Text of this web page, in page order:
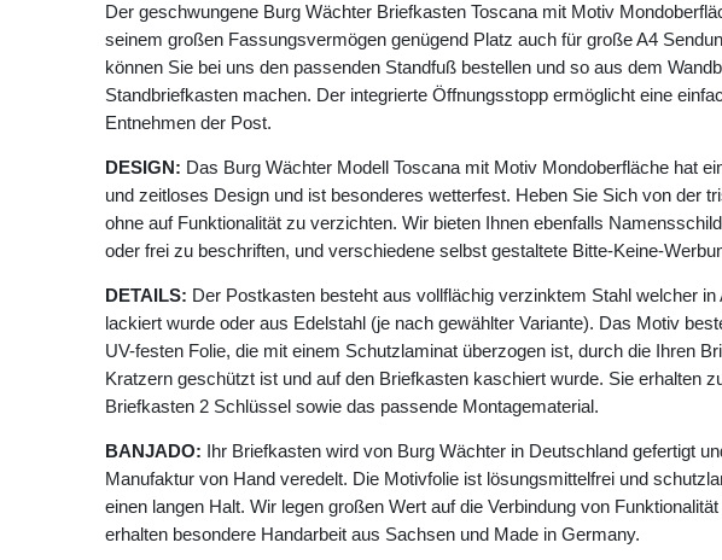
Der geschwungene Burg Wächter Briefkasten Toscana mit Motiv
seinem großen Fassungsvermögen genügend Platz auch für große A4
können Sie bei uns den passenden Standfuß bestellen und so aus dem
Standbriefkasten machen. Der integrierte Öffnungsstopp ermöglicht eine
Entnehmen der Post.
DESIGN: Das Burg Wächter Modell Toscana mit Motiv Mondoberfläche hat
und zeitloses Design und ist besonderes wetterfest. Heben Sie Sich von der
ohne auf Funktionalität zu verzichten. Wir bieten Ihnen ebenfalls
oder frei zu beschriften, und verschiedene selbst gestaltete Bitte-Keine-
DETAILS: Der Postkasten besteht aus vollflächig verzinktem Stahl welcher in
lackiert wurde oder aus Edelstahl (je nach gewählter Variante). Das Motiv
UV-festen Folie, die mit einem Schutzlaminat überzogen ist, durch die Ihren
Kratzern geschützt ist und auf den Briefkasten kaschiert wurde. Sie erhalten
Briefkasten 2 Schlüssel sowie das passende Montagematerial.
BANJADO: Ihr Briefkasten wird von Burg Wächter in Deutschland gefertigt
Manufaktur von Hand veredelt. Die Motivfolie ist lösungsmittelfrei und
einen langen Halt. Wir legen großen Wert auf die Verbindung von
erhalten besondere Handarbeit aus Sachsen und Made in Germany.